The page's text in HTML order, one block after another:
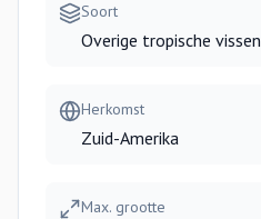
Soort
Overige tropische vissen
Herkomst
Zuid-Amerika
Max. grootte